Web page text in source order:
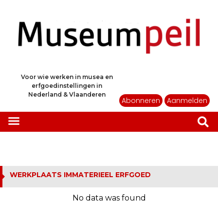
Voor wie werken in musea en
erfgoedinstellingen in
Nederland & Vlaanderen
Abonneren Aanmelden
WERKPLAATS IMMATERIEEL ERFGOED
No data was found